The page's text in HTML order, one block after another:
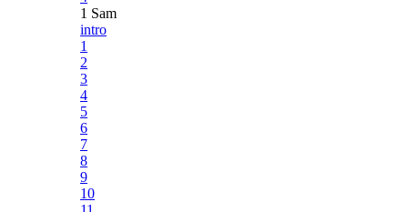
1 Sam
intro
1
2
3
4
5
6
7
8
9
10